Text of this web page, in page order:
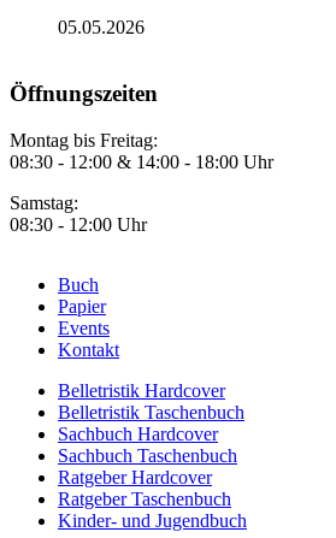
05.05.2026
Öffnungszeiten
Montag bis Freitag:
08:30 - 12:00 & 14:00 - 18:00 Uhr
Samstag:
08:30 - 12:00 Uhr
Footer
Menü
Buch
Papier
Events
Kontakt
Footer
Menü
Belletristik Hardcover
Belletristik Taschenbuch
Sachbuch Hardcover
Sachbuch Taschenbuch
Ratgeber Hardcover
Ratgeber Taschenbuch
Kinder- und Jugendbuch